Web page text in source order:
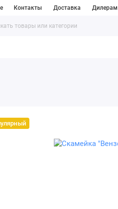
Контакты Доставка Дилерам